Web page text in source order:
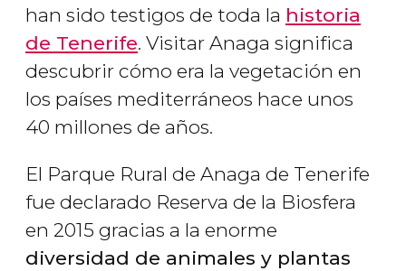
han sido testigos de toda la historia
de Tenerife. Visitar Anaga significa
descubrir cómo era la vegetación en
los países mediterráneos hace unos
40 millones de años.
El Parque Rural de Anaga de Tenerife
fue declarado Reserva de la Biosfera
en 2015 gracias a la enorme
diversidad de animales y plantas